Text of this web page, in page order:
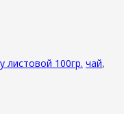
листовой 100гр. чай,